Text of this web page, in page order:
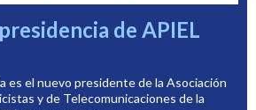
de APIEL
es el nuevo presidente de la Asociación
y de Telecomunicaciones de la